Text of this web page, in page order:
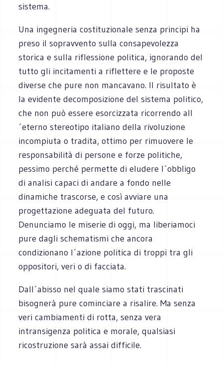
sistema.
Una ingegneria costituzionale senza principi ha
preso il sopravvento sulla consapevolezza
storica e sulla riflessione politica, ignorando del
tutto gli incitamenti a riflettere e le proposte
diverse che pure non mancavano. Il risultato è
la evidente decomposizione del sistema politico,
che non può essere esorcizzata ricorrendo all
´eterno stereotipo italiano della rivoluzione
incompiuta o tradita, ottimo per rimuovere le
responsabilità di persone e forze politiche,
pessimo perché permette di eludere l´obbligo
di analisi capaci di andare a fondo nelle
dinamiche trascorse, e così avviare una
progettazione adeguata del futuro.
Denunciamo le miserie di oggi, ma liberiamoci
pure dagli schematismi che ancora
condizionano l´azione politica di troppi tra gli
oppositori, veri o di facciata.
Dall´abisso nel quale siamo stati trascinati
bisognerà pure cominciare a risalire. Ma senza
veri cambiamenti di rotta, senza vera
intransigenza politica e morale, qualsiasi
ricostruzione sarà assai difficile.